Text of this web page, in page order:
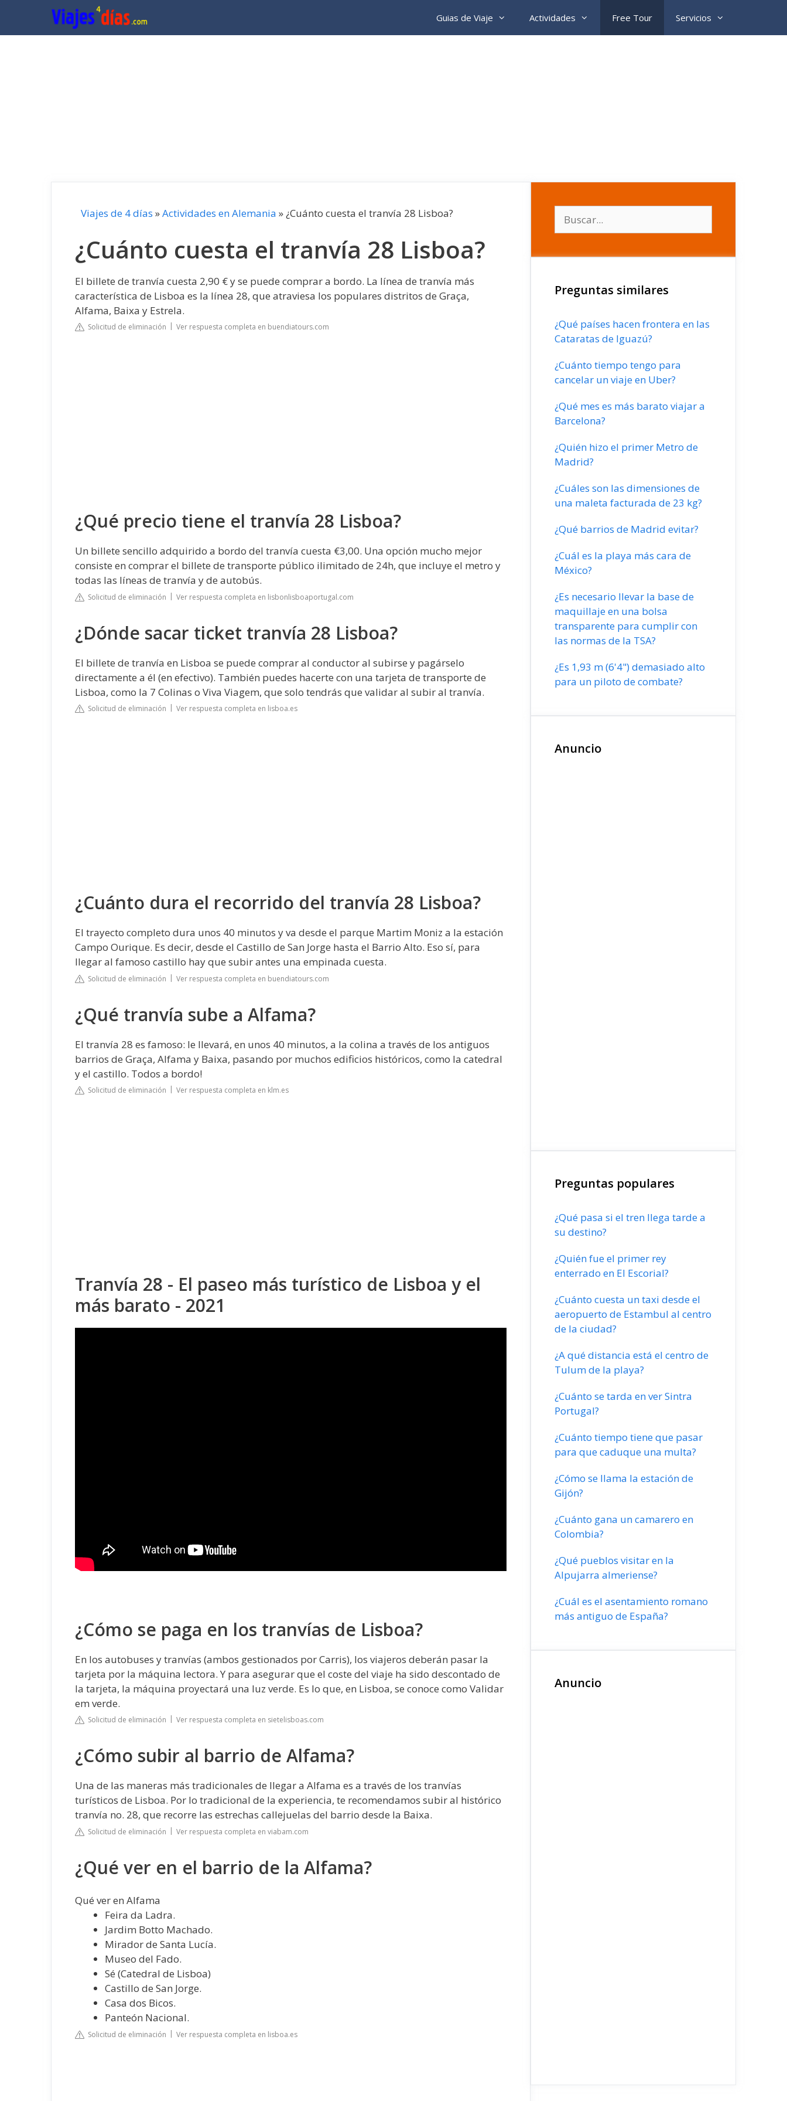
contenido
Guias de Viaje Actividades Free Tour Servicios
Viajes de 4 días »Actividades en Alemania »¿Cuánto cuesta el tranvía 28 Lisboa?
¿Cuánto cuesta el tranvía 28 Lisboa?
El billete de tranvía cuesta 2,90 € y se puede comprar a bordo. La línea de tranvía más
característica de Lisboa es la línea 28, que atraviesa los populares distritos de Graça,
Alfama, Baixa y Estrela.
Solicitud de eliminación Ver respuesta completa en buendiatours.com
¿Qué precio tiene el tranvía 28 Lisboa?
Un billete sencillo adquirido a bordo del tranvía cuesta €3,00. Una opción mucho mejor
consiste en comprar el billete de transporte público ilimitado de 24h, que incluye el metro y
todas las líneas de tranvía y de autobús.
Solicitud de eliminación Ver respuesta completa en lisbonlisboaportugal.com
¿Dónde sacar ticket tranvía 28 Lisboa?
El billete de tranvía en Lisboa se puede comprar al conductor al subirse y pagárselo
directamente a él (en efectivo). También puedes hacerte con una tarjeta de transporte de
Lisboa, como la 7 Colinas o Viva Viagem, que solo tendrás que validar al subir al tranvía.
Solicitud de eliminación Ver respuesta completa en lisboa.es
¿Cuánto dura el recorrido del tranvía 28 Lisboa?
El trayecto completo dura unos 40 minutos y va desde el parque Martim Moniz a la estación
Campo Ourique. Es decir, desde el Castillo de San Jorge hasta el Barrio Alto. Eso sí, para
llegar al famoso castillo hay que subir antes una empinada cuesta.
Solicitud de eliminación Ver respuesta completa en buendiatours.com
¿Qué tranvía sube a Alfama?
El tranvía 28 es famoso: le llevará, en unos 40 minutos, a la colina a través de los antiguos
barrios de Graça, Alfama y Baixa, pasando por muchos edificios históricos, como la catedral
y el castillo. Todos a bordo!
Solicitud de eliminación Ver respuesta completa en klm.es
Tranvía 28 - El paseo más turístico de Lisboa y el
más barato - 2021
¿Cómo se paga en los tranvías de Lisboa?
En los autobuses y tranvías (ambos gestionados por Carris), los viajeros deberán pasar la
tarjeta por la máquina lectora. Y para asegurar que el coste del viaje ha sido descontado de
la tarjeta, la máquina proyectará una luz verde. Es lo que, en Lisboa, se conoce como Validar
em verde.
Solicitud de eliminación Ver respuesta completa en sietelisboas.com
¿Cómo subir al barrio de Alfama?
Una de las maneras más tradicionales de llegar a Alfama es a través de los tranvías
turísticos de Lisboa. Por lo tradicional de la experiencia, te recomendamos subir al histórico
tranvía no. 28, que recorre las estrechas callejuelas del barrio desde la Baixa.
Solicitud de eliminación Ver respuesta completa en viabam.com
¿Qué ver en el barrio de la Alfama?
Qué ver en Alfama
Feira da Ladra.
Jardim Botto Machado.
Mirador de Santa Lucía.
Museo del Fado.
Sé (Catedral de Lisboa)
Castillo de San Jorge.
Casa dos Bicos.
Panteón Nacional.
Solicitud de eliminación Ver respuesta completa en lisboa.es
Preguntas similares
¿Qué países hacen frontera en las
Cataratas de Iguazú?
¿Cuánto tiempo tengo para
cancelar un viaje en Uber?
¿Qué mes es más barato viajar a
Barcelona?
¿Quién hizo el primer Metro de
Madrid?
¿Cuáles son las dimensiones de
una maleta facturada de 23 kg?
¿Qué barrios de Madrid evitar?
¿Cuál es la playa más cara de
México?
¿Es necesario llevar la base de
maquillaje en una bolsa
transparente para cumplir con
las normas de la TSA?
¿Es 1,93 m (6'4") demasiado alto
para un piloto de combate?
Anuncio
Preguntas populares
¿Qué pasa si el tren llega tarde a
su destino?
¿Quién fue el primer rey
enterrado en El Escorial?
¿Cuánto cuesta un taxi desde el
aeropuerto de Estambul al centro
de la ciudad?
¿A qué distancia está el centro de
Tulum de la playa?
¿Cuánto se tarda en ver Sintra
Portugal?
¿Cuánto tiempo tiene que pasar
para que caduque una multa?
¿Cómo se llama la estación de
Gijón?
¿Cuánto gana un camarero en
Colombia?
¿Qué pueblos visitar en la
Alpujarra almeriense?
¿Cuál es el asentamiento romano
más antiguo de España?
Anuncio